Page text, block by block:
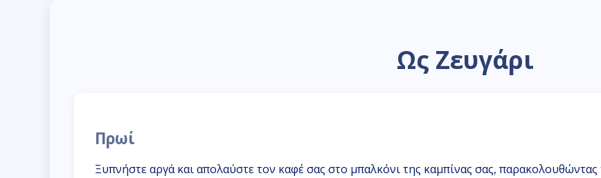
Ως Ζευγάρι
Πρωί
Ξυπνήστε αργά και απολαύστε τον καφέ σας στο μπαλκόνι της καμπίνας σας,